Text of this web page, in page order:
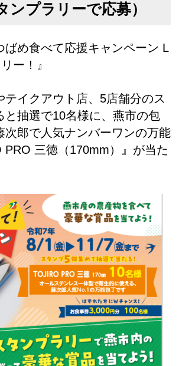
ンプラリーで応募）
ばめ食べて応援キャンペーン L
ー！』
テイクアウト店、5店舗分のス
と抽選で10名様に、燕市の包
次郎で人気ナンバーワンの万能
PRO 三徳（170mm）』が当た